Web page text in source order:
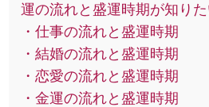
運の流れと盛運時期が知りた
・仕事の流れと盛運時期
・結婚の流れと盛運時期
・恋愛の流れと盛運時期
・金運の流れと盛運時期